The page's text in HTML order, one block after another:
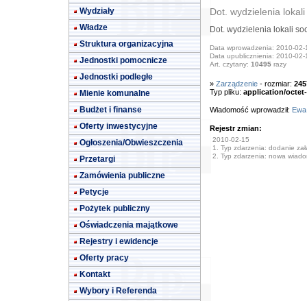
Wydziały
Władze
Struktura organizacyjna
Jednostki pomocnicze
Jednostki podległe
Mienie komunalne
Budżet i finanse
Oferty inwestycyjne
Ogłoszenia/Obwieszczenia
Przetargi
Zamówienia publiczne
Petycje
Pożytek publiczny
Oświadczenia majątkowe
Rejestry i ewidencje
Oferty pracy
Kontakt
Wybory i Referenda
Dot. wydzielenia
Dot. wydzielenia lokali
Data wprowadzenia: 2010-02-
Data upublicznienia: 2010-02-
Art. czytany: 10495razy
» Zarządzenie- rozmiar:
Typ pliku: application/
Wiadomość wprowadził:
Rejestr zmian:
2010-02-15
1. Typ zdarzenia: dodanie
2. Typ zdarzenia: nowa